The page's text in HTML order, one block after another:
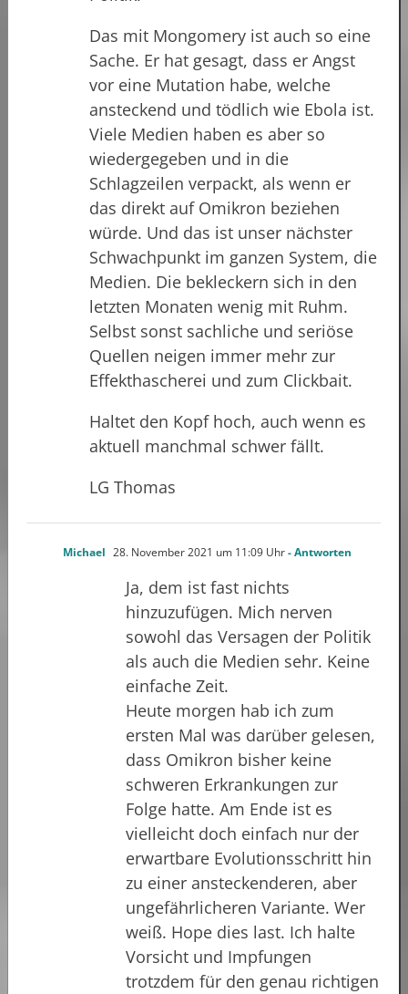
Das mit Mongomery ist auch so eine
Sache. Er hat gesagt, dass er Angst
vor eine Mutation habe, welche
ansteckend und tödlich wie Ebola ist.
Viele Medien haben es aber so
wiedergegeben und in die
Schlagzeilen verpackt, als wenn er
das direkt auf Omikron beziehen
würde. Und das ist unser nächster
Schwachpunkt im ganzen System, die
Medien. Die bekleckern sich in den
letzten Monaten wenig mit Ruhm.
Selbst sonst sachliche und seriöse
Quellen neigen immer mehr zur
Effekthascherei und zum Clickbait.
Haltet den Kopf hoch, auch wenn es
aktuell manchmal schwer fällt.
LG Thomas
Michael 28. November 2021 um 11:09 Uhr- Antworten
Ja, dem ist fast nichts
hinzuzufügen. Mich nerven
sowohl das Versagen der Politik
als auch die Medien sehr. Keine
einfache Zeit.
Heute morgen hab ich zum
ersten Mal was darüber gelesen,
dass Omikron bisher keine
schweren Erkrankungen zur
Folge hatte. Am Ende ist es
vielleicht doch einfach nur der
erwartbare Evolutionsschritt hin
zu einer ansteckenderen, aber
ungefährlicheren Variante. Wer
weiß. Hope dies last. Ich halte
Vorsicht und Impfungen
trotzdem für den genau richtigen